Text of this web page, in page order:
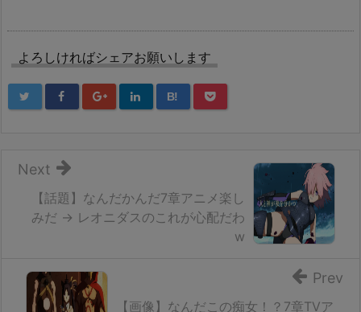
よろしければシェアお願いします
B!
【話題】なんだかんだ7章アニメ楽し
みだ → レオニダスのこれが心配だわ
w
Next
【画像】なんだこの痴女！？7章TVア
Prev